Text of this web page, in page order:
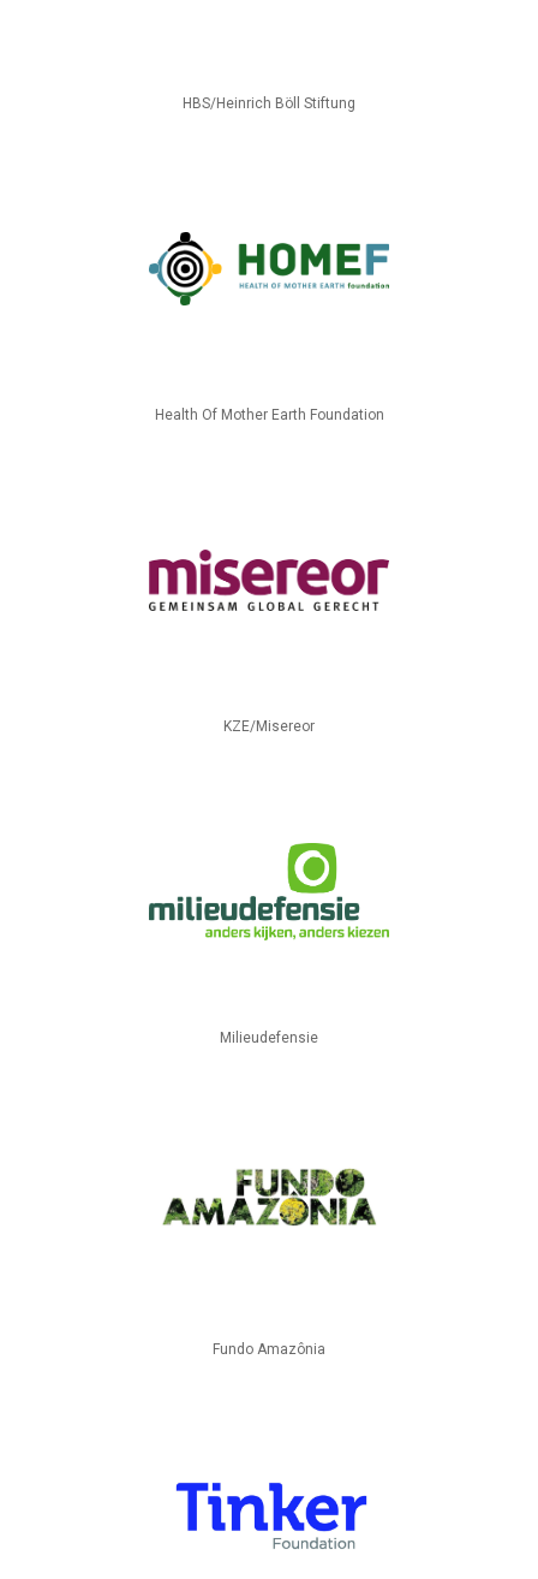
HBS/Heinrich Böll Stiftung
Health Of Mother Earth Foundation
KZE/Misereor
Milieudefensie
Fundo Amazônia